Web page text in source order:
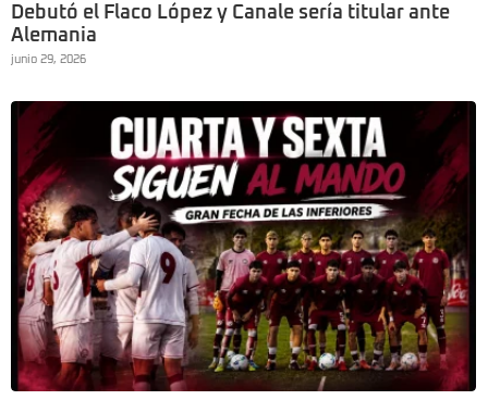
Debutó el Flaco López y Canale sería titular ante
Alemania
junio 29, 2026